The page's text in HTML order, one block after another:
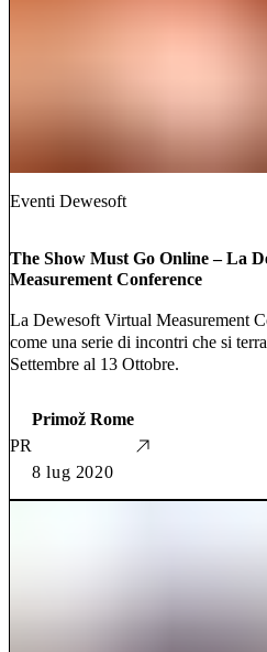
Eventi Dewesoft
The Show Must Go Online – La
Measurement Conference
La Dewesoft Virtual Measurement
come una serie di incontri che si
Settembre al 13 Ottobre.
PR
Primož Rome
8 lug 2020